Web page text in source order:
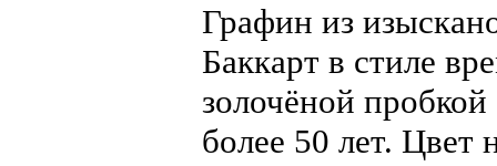
Графин из
Баккарт в стиле
золочёной
более 50 лет. Цвет